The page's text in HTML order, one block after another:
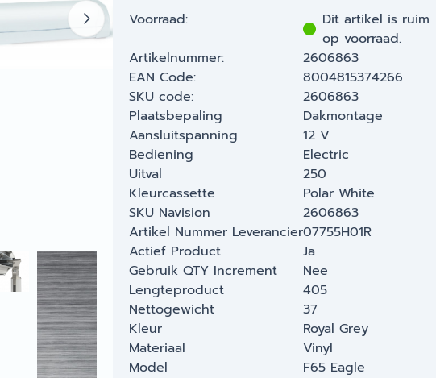
Voorraad:
Dit artikel is ruim
op voorraad.
Artikelnummer:
2606863
EAN Code:
8004815374266
SKU code:
2606863
Plaatsbepaling
Dakmontage
Aansluitspanning
12 V
Bediening
Electric
Uitval
250
Kleurcassette
Polar White
SKU Navision
2606863
Artikel Nummer Leverancier07755H01R
Actief Product
Ja
Gebruik QTY Increment
Nee
Lengteproduct
405
Nettogewicht
37
Kleur
Royal Grey
Materiaal
Vinyl
Model
F65 Eagle